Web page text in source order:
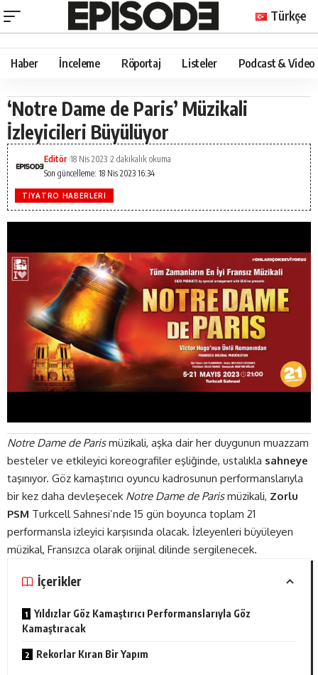
Türkçe
Haber İnceleme Röportaj Listeler Podcast & Video
‘Notre Dame de Paris’ Müzikali
İzleyicileri Büyülüyor
Son güncelleme: 18 Nis 2023 16:34
Editör 18 Nis 2023 2 dakikalık okuma
TIYATRO HABERLERI
Notre Dame de Parismüzikali, aşka dair her duygunun muazzam
besteler ve etkileyici koreografiler eşliğinde, ustalıkla sahneye
taşınıyor. Göz kamaştırıcı oyuncu kadrosunun performanslarıyla
bir kez daha devleşecek Notre Dame de Parismüzikali, Zorlu
PSM Turkcell Sahnesi’nde 15 gün boyunca toplam 21
performansla izleyici karşısında olacak. İzleyenleri büyüleyen
müzikal, Fransızca olarak orijinal dilinde sergilenecek.
İçerikler
Yıldızlar Göz Kamaştırıcı Performanslarıyla Göz
Kamaştıracak
Rekorlar Kıran Bir Yapım